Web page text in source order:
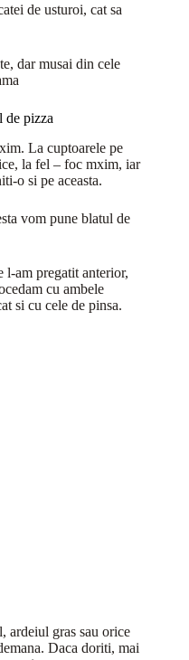
de usturoi, cat sa
dar musai din cele
de pizza
La cuptoarele pe
la fel – foc mxim, iar
o si pe aceasta.
vom pune blatul de
l-am pregatit anterior,
cu ambele
si cu cele de pinsa.
ardeiul gras sau orice
Daca doriti, mai